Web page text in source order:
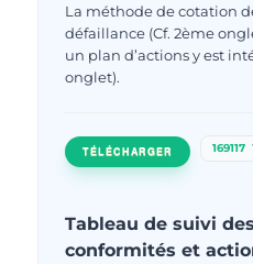
La méthode de cotation
défaillance (Cf. 2ème
un plan d’actions y est
onglet).
TÉLÉCHARGER 169117
Tableau de suivi
conformités et